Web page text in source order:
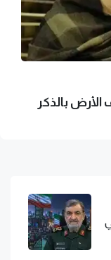
بالذكر